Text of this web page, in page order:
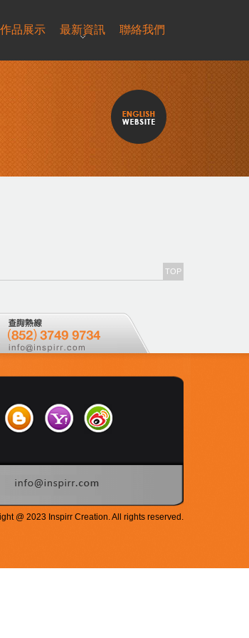
作品展示 最新資訊 聯絡我們
TOP
@ 2023 Inspirr Creation. All rights reserved.